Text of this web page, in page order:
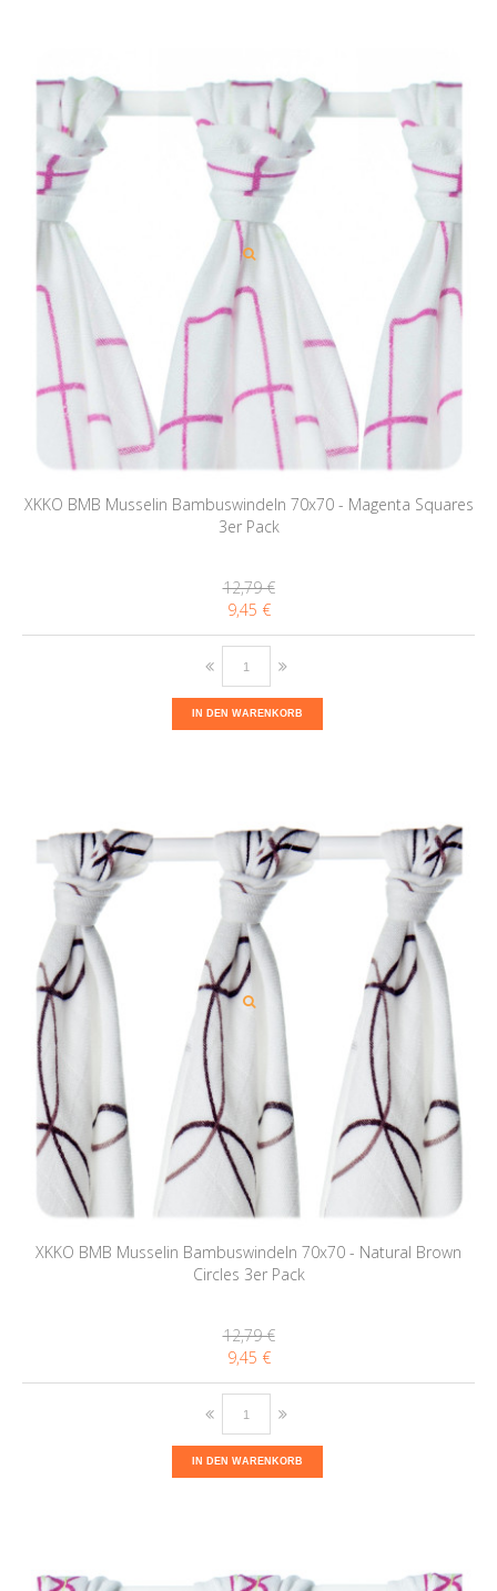
XKKO BMB Musselin Bambuswindeln 70x70 - Magenta Squares
3er Pack
12,79 €
9,45 €
IN DEN WARENKORB
XKKO BMB Musselin Bambuswindeln 70x70 - Natural Brown
Circles 3er Pack
12,79 €
9,45 €
IN DEN WARENKORB